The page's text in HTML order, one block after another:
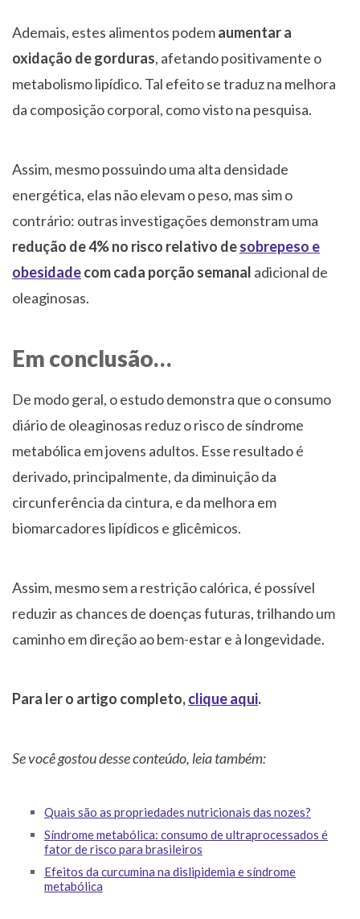
Ademais, estes alimentos podemaumentar a
oxidação de gorduras, afetando positivamente o
metabolismo lipídico. Tal efeito se traduz na melhora
da composição corporal, como visto na pesquisa.
Assim, mesmo possuindo uma alta densidade
energética, elas não elevam o peso, mas sim o
contrário: outras investigações demonstram uma
redução de 4% no risco relativo desobrepeso e
obesidadecom cada porção semanal adicional de
oleaginosas.
Em conclusão…
De modo geral, o estudo demonstra que o consumo
diário de oleaginosas reduz o risco de síndrome
metabólica em jovens adultos. Esse resultado é
derivado, principalmente, da diminuição da
circunferência da cintura, e da melhora em
biomarcadores lipídicos e glicêmicos.
Assim, mesmo sem a restrição calórica, é possível
reduzir as chances de doenças futuras, trilhando um
caminho em direção ao bem-estar e à longevidade.
Para ler o artigo completo,clique aqui.
Se você gostou desse conteúdo, leia também:
Quais são as propriedades nutricionais das nozes?
Síndrome metabólica: consumo de ultraprocessados é
fator de risco para brasileiros
Efeitos da curcumina na dislipidemia e síndrome
metabólica